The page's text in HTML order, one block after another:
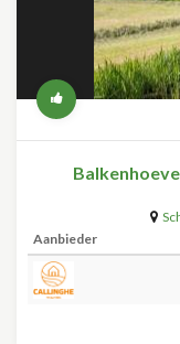
Aanbieder